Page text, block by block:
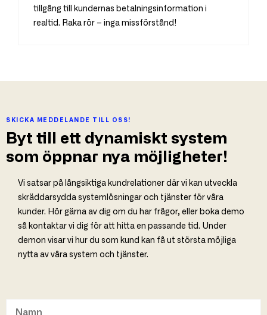
tillgång till kundernas betalningsinformation i
realtid. Raka rör – inga missförstånd!
SKICKA MEDDELANDE TILL OSS!
Byt till ett dynamiskt system
som öppnar nya möjligheter!
Vi satsar på långsiktiga kundrelationer där vi kan utveckla
skräddarsydda systemlösningar och tjänster för våra
kunder. Hör gärna av dig om du har frågor, eller boka demo
så kontaktar vi dig för att hitta en passande tid. Under
demon visar vi hur du som kund kan få ut största möjliga
nytta av våra system och tjänster.